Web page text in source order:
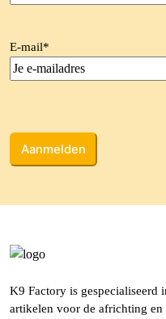
E-mail*
K9 Factory is gespecialiseerd
artikelen voor de africhting en